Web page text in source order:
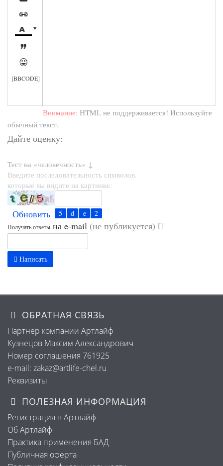





[BBCODE]
Внимание: HTML не поддерживается! Используйте
обычный текст.
Дайте оценку:
Тест на «человечность» ↓
Введите последовательность символов,
которые вы видите на картинке:
Обновить
Получать ответы на e-mail (не публикуется)
Написать
ОБРАТНАЯ СВЯЗЬ
Партнер компании Артлайф
Кузнецов Максим Александрович
Номер соглашения 761925
e-mail: zakaz@artlife-chel.ru
Реквизиты
ПОЛЕЗНАЯ ИНФОРМАЦИЯ
Регистрация в Артлайф
Об Артлайф
Практика применения БАД
Публичная оферта